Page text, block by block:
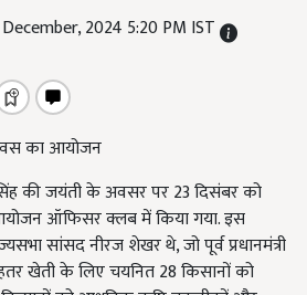
2024 5:20 PM IST
का आयोजन
सिंह की जयंती के अवसर पर 23 दिसंबर को
ऑफिसर क्लब में किया गया. इस
सांसद नीरज शेखर थे, जो पूर्व प्रधानमंत्री
खेती के लिए चयनित 28 किसानों को